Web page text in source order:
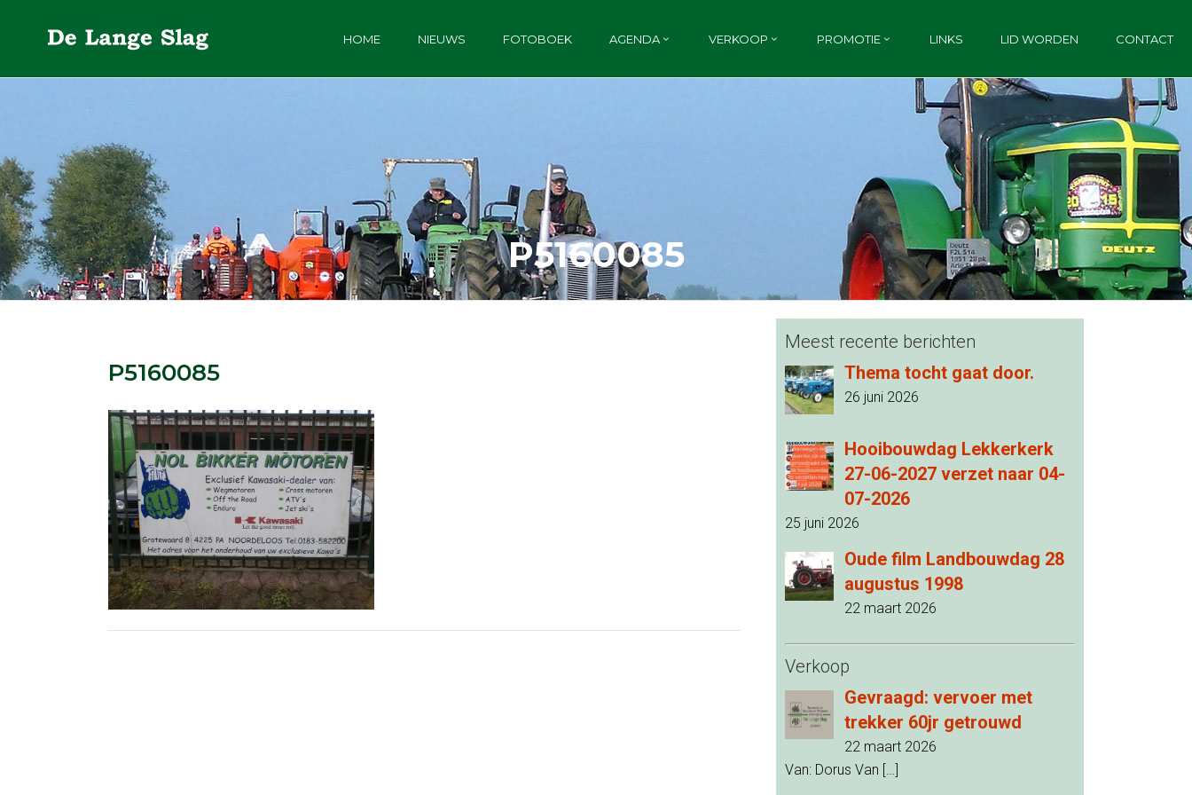
HOME NIEUWS FOTOBOEK AGENDA VERKOOP PROMOTIE LINKS LID WORDEN CONTACT
P5160085
P5160085
Meest recente berichten
Thema tocht gaat door.
26 juni 2026
Hooibouwdag Lekkerkerk
27-06-2027 verzet naar 04-
07-2026
25 juni 2026
Oude film Landbouwdag 28
augustus 1998
22 maart 2026
Verkoop
Gevraagd: vervoer met
trekker 60jr getrouwd
22 maart 2026
Van: Dorus Van […]